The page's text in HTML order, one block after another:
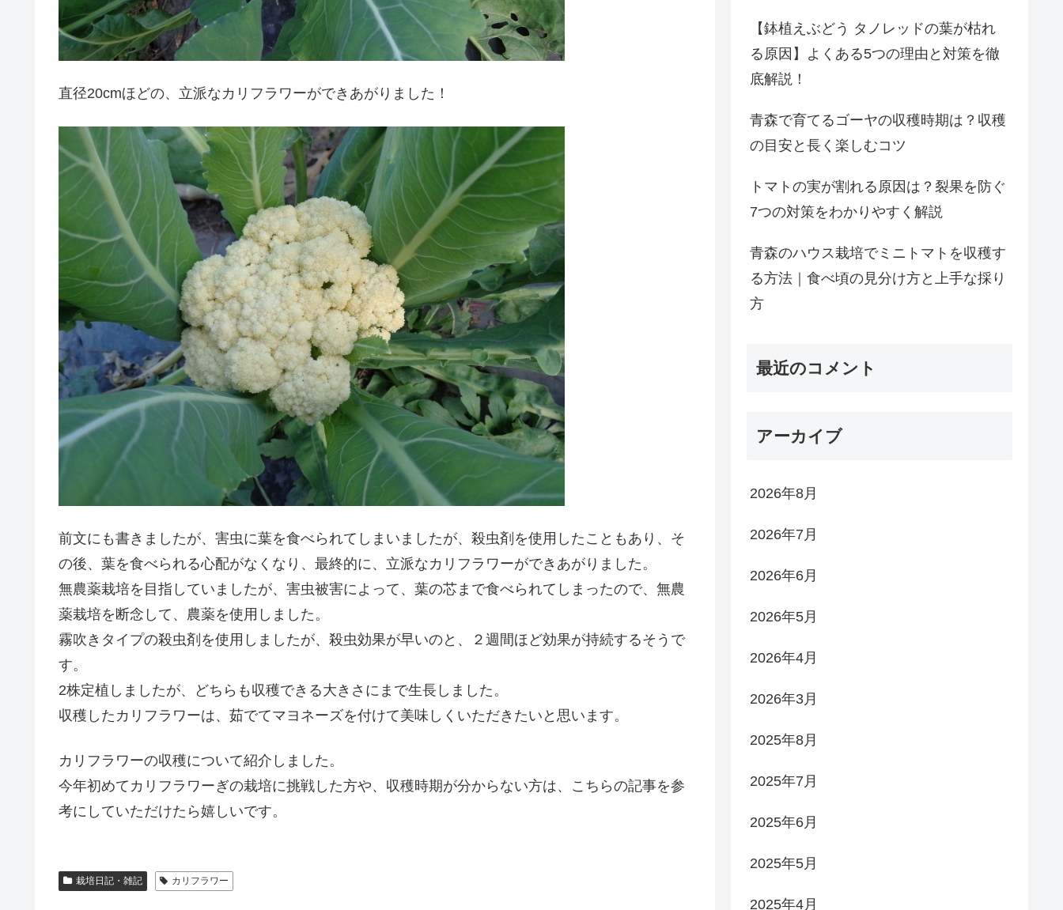
直径20cmほどの、立派なカリフラワーができあがりました！
前文にも書きましたが、害虫に葉を食べられてしまいましたが、殺虫剤を使用したこともあり、そ
の後、葉を食べられる心配がなくなり、最終的に、立派なカリフラワーができあがりました。
無農薬栽培を目指していましたが、害虫被害によって、葉の芯まで食べられてしまったので、無農
薬栽培を断念して、農薬を使用しました。
霧吹きタイプの殺虫剤を使用しましたが、殺虫効果が早いのと、２週間ほど効果が持続するそうで
す。
2株定植しましたが、どちらも収穫できる大きさにまで生長しました。
収穫したカリフラワーは、茹でてマヨネーズを付けて美味しくいただきたいと思います。
カリフラワーの収穫について紹介しました。
今年初めてカリフラワーぎの栽培に挑戦した方や、収穫時期が分からない方は、こちらの記事を参
考にしていただけたら嬉しいです。
栽培日記・雑記 カリフラワー
【鉢植えぶどう タノレッドの葉が枯れ
る原因】よくある5つの理由と対策を徹
底解説！
青森で育てるゴーヤの収穫時期は？収穫
の目安と長く楽しむコツ
トマトの実が割れる原因は？裂果を防ぐ
7つの対策をわかりやすく解説
青森のハウス栽培でミニトマトを収穫す
る方法｜食べ頃の見分け方と上手な採り
方
最近のコメント
アーカイブ
2026年8月
2026年7月
2026年6月
2026年5月
2026年4月
2026年3月
2025年8月
2025年7月
2025年6月
2025年5月
2025年4月